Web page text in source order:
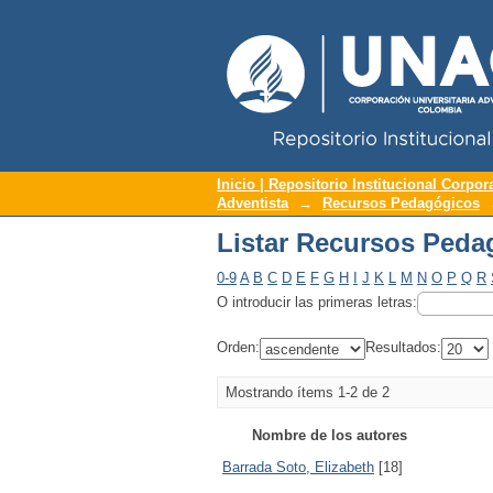
Listar Recursos
Inicio | Repositorio Institucional
Adventista
→ Recursos Pedagógicos
Listar Recursos
0-9 A B C D E F G H J K L M N O P Q R
O introducir las primeras letras:
Orden: Resultados:
Mostrando ítems 1-2 de 2
Nombre de los autores
Barrada Soto, Elizabeth [18]